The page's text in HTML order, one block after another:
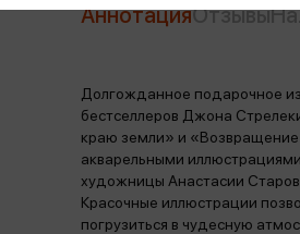
АннотацияОтзывы
Долгожданное подарочное
бестселлеров Джона
краю земли» и
акварельными
художницы Анастасии
Красочные иллюстрации
погрузиться в чудесную